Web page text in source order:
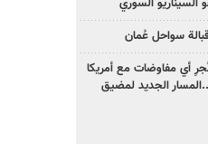
السوري
سواحل عُمان
أي مفاوضات مع أمريكا
الجديد لمضيق